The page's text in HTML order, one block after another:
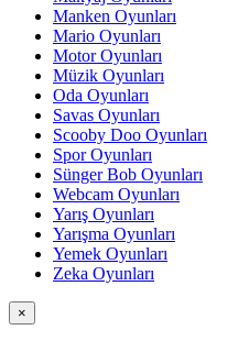
Manken Oyunları
Mario Oyunları
Motor Oyunları
Müzik Oyunları
Oda Oyunları
Savas Oyunları
Scooby Doo Oyunları
Spor Oyunları
Sünger Bob Oyunları
Webcam Oyunları
Yarış Oyunları
Yarışma Oyunları
Yemek Oyunları
Zeka Oyunları
×